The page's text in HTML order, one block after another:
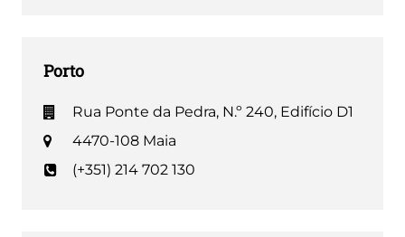
Porto
Rua Ponte da Pedra, N.º 240, Edifício D1
4470-108 Maia
(+351) 214 702 130